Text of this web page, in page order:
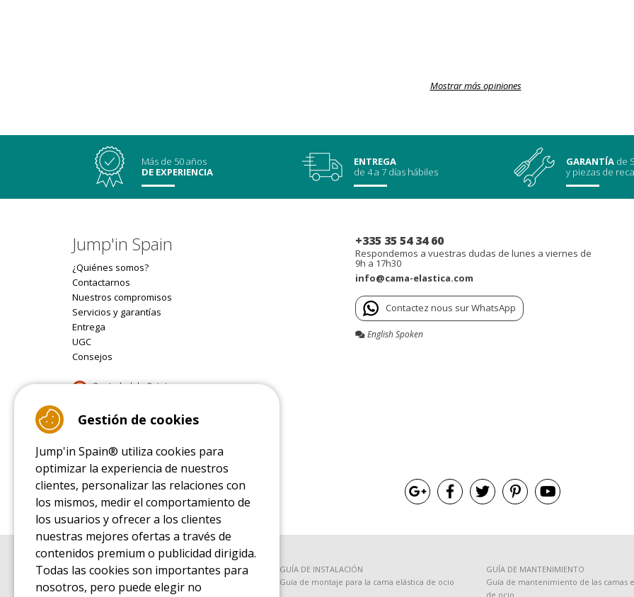
Mostrar más opiniones
Más de 50 años
DE EXPERIENCIA
ENTREGA
de 4 a 7 días hábiles
GARANTÍA de
y piezas de
Jump'in Spain
¿Quiénes somos?
Contactarnos
Nuestros compromisos
Servicios y garantías
Entrega
UGC
Consejos
9.4/10 (22077 reviews)
Read customer reviews
+335 35 54 34 60
Respondemos a vuestras dudas de lunes a viernes de
9h a 17h30
info@cama-elastica.com
Contactez nous sur WhatsApp
English Spoken
GUÍA DE COMPRA
Guía de compra para las camas elásticas de ocio
GUÍA DE INSTALACIÓN
Guía de montaje para la cama elástica de ocio
GUÍA DE MANTENIMIENTO
Guía de mantenimiento de las camas
de ocio
Gestión de cookies
Jump'in Spain® utiliza cookies para
optimizar la experiencia de nuestros
clientes, personalizar las relaciones con
los mismos, medir el comportamiento de
los usuarios y ofrecer a los clientes
nuestras mejores ofertas a través de
contenidos premium o publicidad dirigida.
Todas las cookies son importantes para
nosotros, pero puede elegir no